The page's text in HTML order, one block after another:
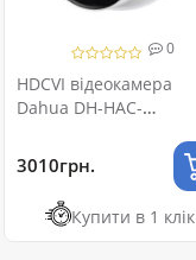
0
HDCVI відеокамера
Dahua DH-HAC-
(2.7-12мм)
3010грн.
Купити в 1 клік